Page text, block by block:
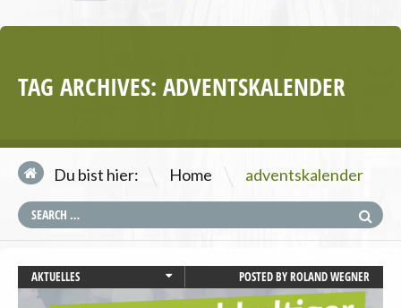
TAG ARCHIVES: ADVENTSKALENDER
Du bist hier: Home \ adventskalender
AKTUELLES
BADEN-WÜRTTEMBERG
POSTED BYROLAND WEGNER